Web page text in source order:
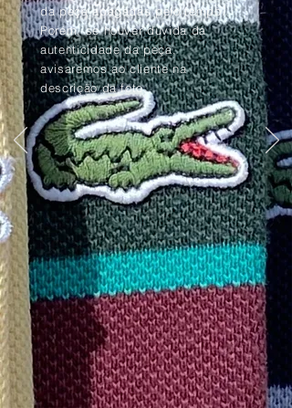
da peça apagadas pelo tempo.
Porém, se houver dúvida da
autenticidade da peça,
avisaremos ao cliente na
descrição da foto.